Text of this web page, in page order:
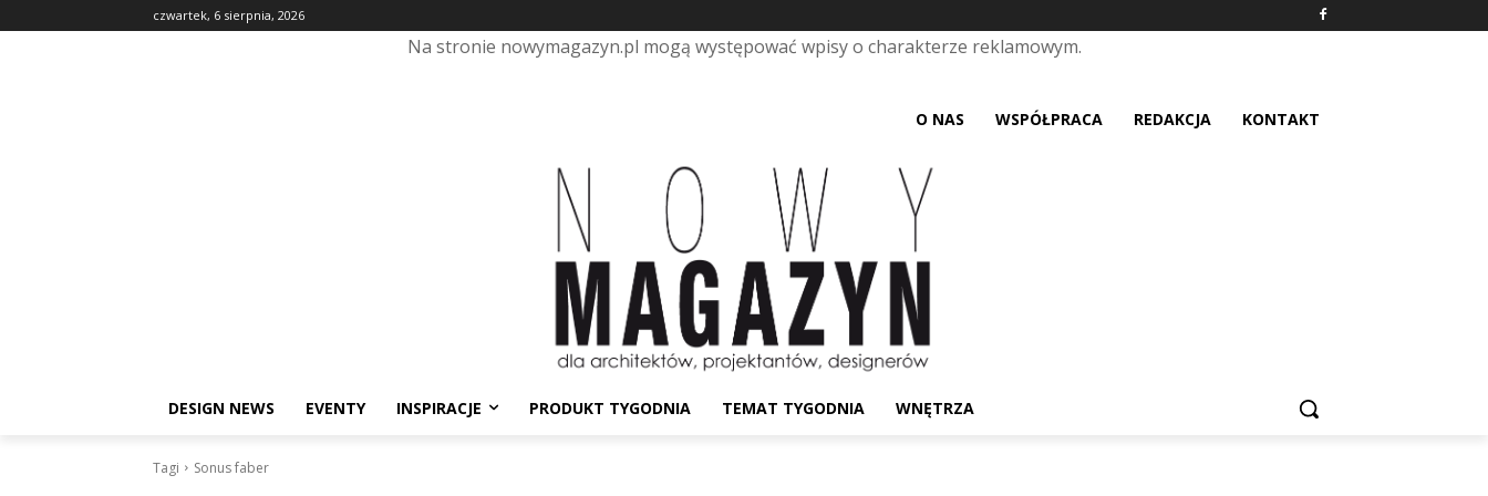
czwartek, 6 sierpnia, 2026
Na stronie nowymagazyn.pl mogą występować wpisy o charakterze reklamowym.
O NAS WSPÓŁPRACA REDAKCJA KONTAKT
DESIGN NEWS EVENTY INSPIRACJE PRODUKT TYGODNIA TEMAT TYGODNIA WNĘTRZA
Tagi Sonus faber